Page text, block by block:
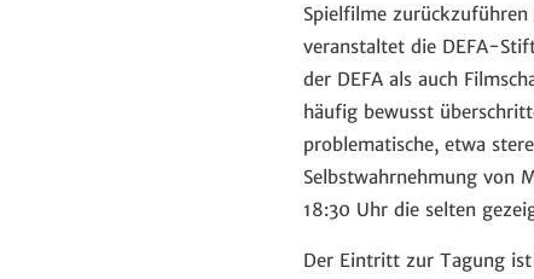
Spielfilme
veranstaltet die DEFA-
der DEFA als auch
häufig bewusst
problematische, etwa
Selbstwahrnehmung von
18:30 Uhr die selten
Der Eintritt zur Tagung